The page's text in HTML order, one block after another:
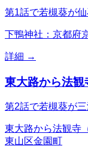
第1話で若槻葵が
下鴨神社：京都府
詳細 →
東大路から法観
第2話で若槻葵が
東大路から法観寺
東山区金園町